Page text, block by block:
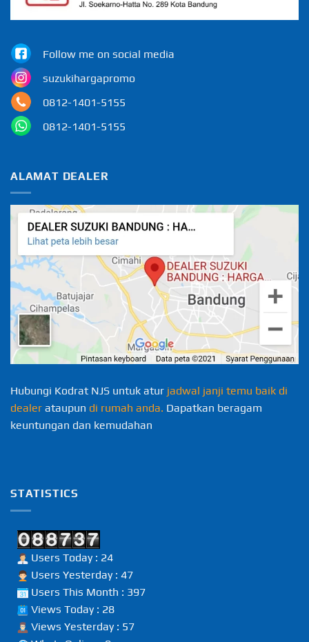
Follow me on social media
suzukihargapromo
0812-1401-5155
0812-1401-5155
ALAMAT DEALER
Hubungi Kodrat NJS untuk atur jadwal janji temu baik di
dealer ataupun di rumah anda. Dapatkan beragam
keuntungan dan kemudahan
STATISTICS
Users Today : 24
Users Yesterday : 47
Users This Month : 397
Views Today : 28
Views Yesterday : 57